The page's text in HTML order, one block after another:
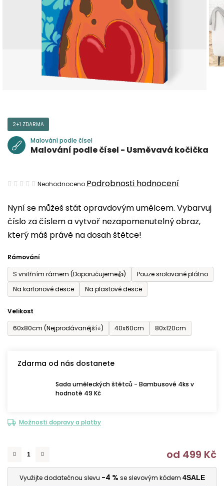
Nyní se můžeš stát opravdovým umělcem. Vybarvuj
číslo za číslem a vytvoř nezapomenutelný obraz,
který máš právě na dosah štětce!
Rámování
S vnitřním rámem (Doporučujeme👍)
Pouze srolované plátno
Na kartonové desce
Na plastové desce
Velikost
60x80cm (Nejprodávanější⭐)
40x60cm 80x120cm
Zdarma od nás dostanete
Sada uměleckých štětců - Bambusové 4ks v
hodnotě 49 Kč
Možnosti dopravy a platby
od 499 Kč
Využijte dodatečnou slevu -4 % se slevovým kódem 4SALE
2+1 ZDARMA
Malování podle čísel
Malování podle čísel - Usměvavá kočička
Průměrné
produktu
je
0,0
5
hvězdiček.
Neohodnoceno Podrobnosti hodnocení